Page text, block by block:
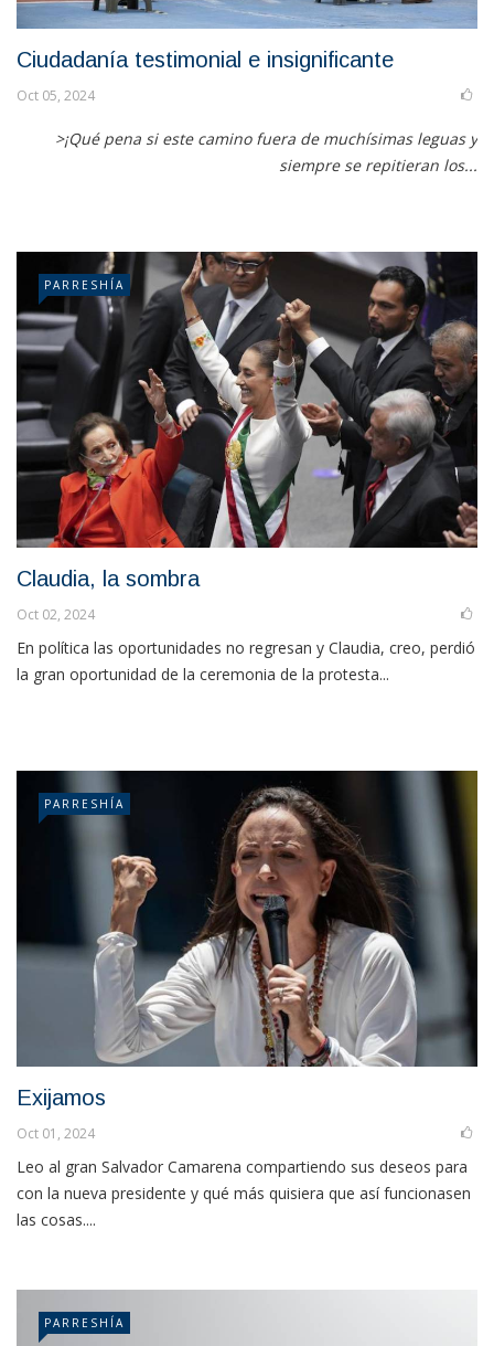
Ciudadanía testimonial e insignificante
Oct 05, 2024
>¡Qué pena si este camino fuera de muchísimas leguas y
siempre se repitieran los...
PARRESHÍA
Claudia, la sombra
Oct 02, 2024
En política las oportunidades no regresan y Claudia, creo, perdió
la gran oportunidad de la ceremonia de la protesta...
PARRESHÍA
Exijamos
Oct 01, 2024
Leo al gran Salvador Camarena compartiendo sus deseos para
con la nueva presidente y qué más quisiera que así funcionasen
las cosas....
PARRESHÍA